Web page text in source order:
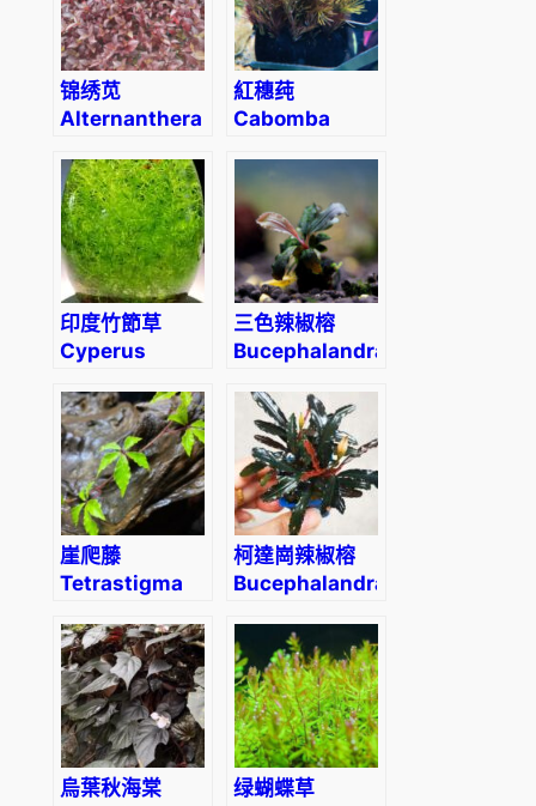
锦绣苋
Alternanthera
紅穗莼
Cabomba
(Wabi-Kusa)
印度竹節草
Cyperus
三色辣椒榕
Bucephalandra
崖爬藤
Tetrastigma
(Wall.) Planch
柯達崗辣椒榕
Bucephalandra
烏葉秋海棠
绿蝴蝶草